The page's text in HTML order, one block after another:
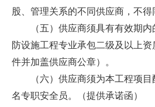
股、管理关系的不同供应商，不得
（五）供应商须具有有效期
防设施工程专业承包二级及以上
件并加盖供应商公章）。
（六）供应商须为本工程项
名专职安全员。（提供承诺函）